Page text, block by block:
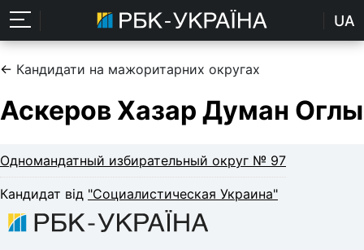
UA
← Кандидати на мажоритарних округах
Аскеров Хазар Думан Оглы
Одномандатный избирательный округ № 97
Кандидат від "Социалистическая Украина"